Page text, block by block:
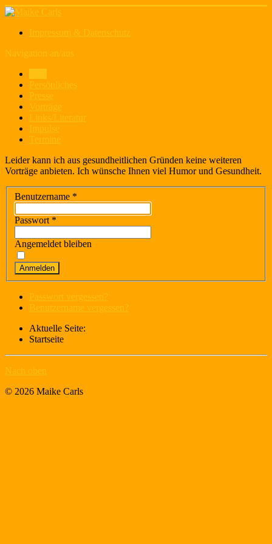
Impressum & Datenschutz
Navigation an/aus
Persönliches
Presse
Vorträge
Links/Literatur
Impulse
Termine
Leider kann ich aus gesundheitlichen Gründen keine weiteren
Vorträge anbieten. Ich wünsche Ihnen viel Humor und Gesundheit.
Benutzername *
Passwort *
Angemeldet bleiben
Anmelden
Passwort vergessen?
Benutzername vergessen?
Aktuelle Seite:
Startseite
Nach oben
© 2026 Maike Carls